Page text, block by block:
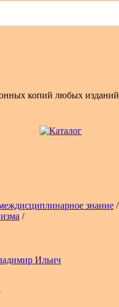
копий любых изданий
знание /
/
Ильич